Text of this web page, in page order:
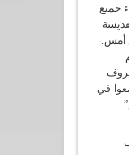
جميع
أمس.
في